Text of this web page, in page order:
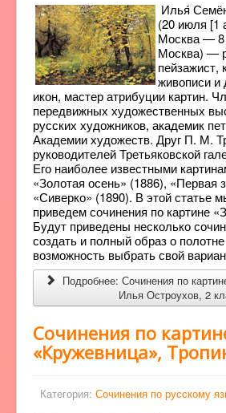
Илья́
(20 июля [1
Москва — 8
Москва) —
пейзажист,
живописи и
икон, мастер атрибуции картин.
передвижных художественных
русских художников, академик
Академии художеств. Друг П. М.
руководителей Третьяковской
Его наиболее известными
«Золотая осень» (1886), «Первая
«Сиверко» (1890). В этой статье
приведем сочинения по картине
Будут приведены несколько
создать и полный образ о
возможность выбрать свой
Подробнее: Сочинения по
Илья Остроухов, 2
Сочинения по
«Кружевница»,
Категория: Сочинения по русскому